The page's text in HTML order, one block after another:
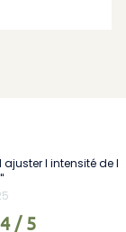
l intensité de l
/ 5